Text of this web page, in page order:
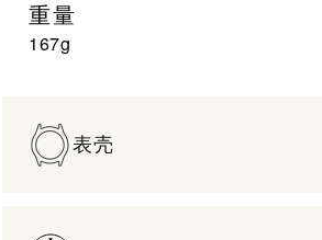
重量
167g
表壳